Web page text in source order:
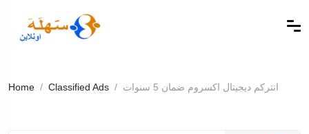
Home Classified Ads انتركم ديجيتال اكسروم ضمان 5 سنوات